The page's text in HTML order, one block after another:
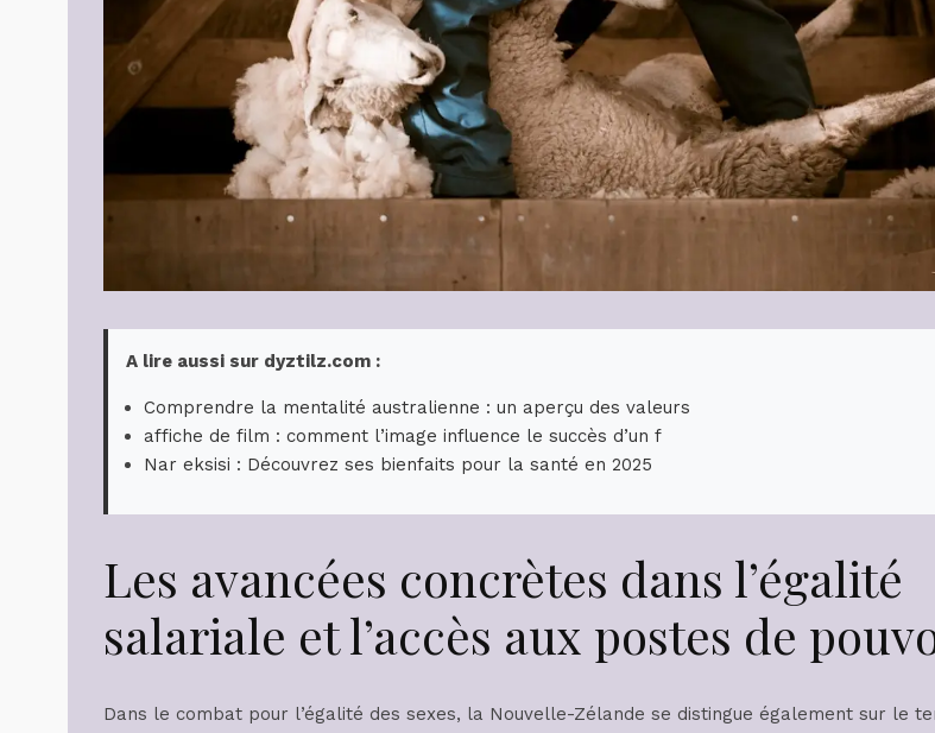
A lire aussi sur dyztilz.com :
Comprendre la mentalité australienne : un aperçu des valeurs
affiche de film : comment l’image influence le succès d’un f
Nar eksisi : Découvrez ses bienfaits pour la santé en 2025
Les avancées concrètes dans l’égalité
salariale et l’accès aux postes de
Dans le combat pour l’égalité des sexes, la Nouvelle-Zélande se distingue également sur le